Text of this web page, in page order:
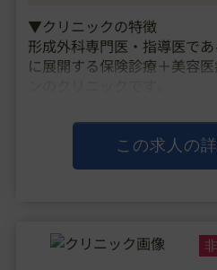
▼クリニックの特徴
形成外科専門医・指導医で
に展開する保険診療＋美容
いやすい価格設定や保険の
くりを行い、都内だと3時間
のある人気クリニックと・・・
この求人の